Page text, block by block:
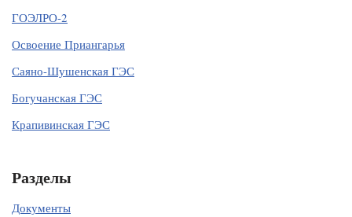
ГОЭЛРО-2
Освоение Приангарья
Саяно-Шушенская ГЭС
Богучанская ГЭС
Крапивинская ГЭС
Разделы
Документы